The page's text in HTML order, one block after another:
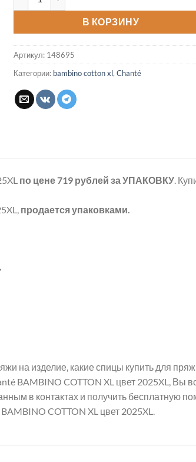
В КОРЗИНУ
Артикул: 148695
Категории: bambino cotton xl, Chanté
по цене 719 рублей за УПАКОВКУ.
продается упаковками.
на изделие, какие спицы купить для
BAMBINO COTTON XL цвет 2025XL, Вы
в контактах и получить бесплатную
COTTON XL цвет 2025XL.